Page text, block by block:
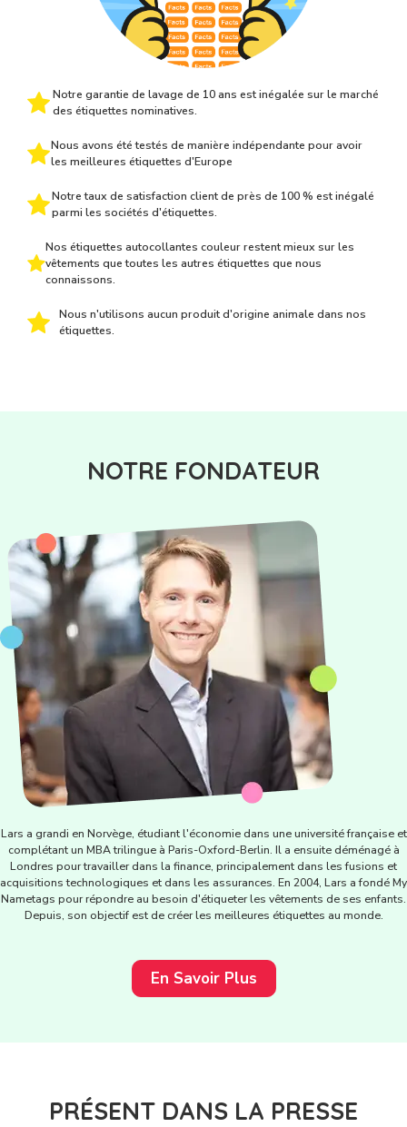
Notre garantie de lavage de 10 ans est inégalée sur le marché
des étiquettes nominatives.
Nous avons été testés de manière indépendante pour avoir
les meilleures étiquettes d'Europe
Notre taux de satisfaction client de près de 100 % est inégalé
parmi les sociétés d'étiquettes.
Nos étiquettes autocollantes couleur restent mieux sur les
vêtements que toutes les autres étiquettes que nous
connaissons.
Nous n'utilisons aucun produit d'origine animale dans nos
étiquettes.
NOTRE FONDATEUR
Lars a grandi en Norvège, étudiant l'économie dans une université française et
complétant un MBA trilingue à Paris-Oxford-Berlin. Il a ensuite déménagé à
Londres pour travailler dans la finance, principalement dans les fusions et
acquisitions technologiques et dans les assurances. En 2004, Lars a fondé My
Nametags pour répondre au besoin d'étiqueter les vêtements de ses enfants.
Depuis, son objectif est de créer les meilleures étiquettes au monde.
En Savoir Plus
PRÉSENT DANS LA PRESSE